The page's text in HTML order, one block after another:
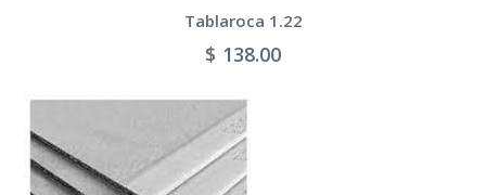
Tablaroca 1.22
$ 138.00